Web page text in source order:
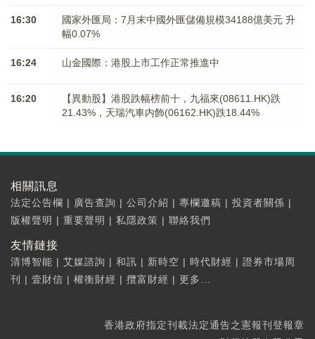
16:30
國家外匯局：7月末中國外匯儲備規模34188億美元 升
幅0.07%
16:24 山金國際：港股上市工作正常推進中
16:20
【異動股】港股跌幅榜前十，九福來(08611.HK)跌
21.43%，天瑞汽車内飾(06162.HK)跌18.44%
相關訊息
法定公告欄 | 廣告查詢 | 公司介紹 | 專欄邀稿 | 投資者關係 |
版權聲明 | 重要聲明 | 私隱政策 | 聯絡我們
友情鏈接
清博智能 | 艾媒諮詢 | 和訊 | 新時空 | 時代財經 | 證券市場周
刊
| 壹財信 | 權衡財經 | 攬富財經 | 更多...
香港政府指定刊載法定通告之憲報刊登報章